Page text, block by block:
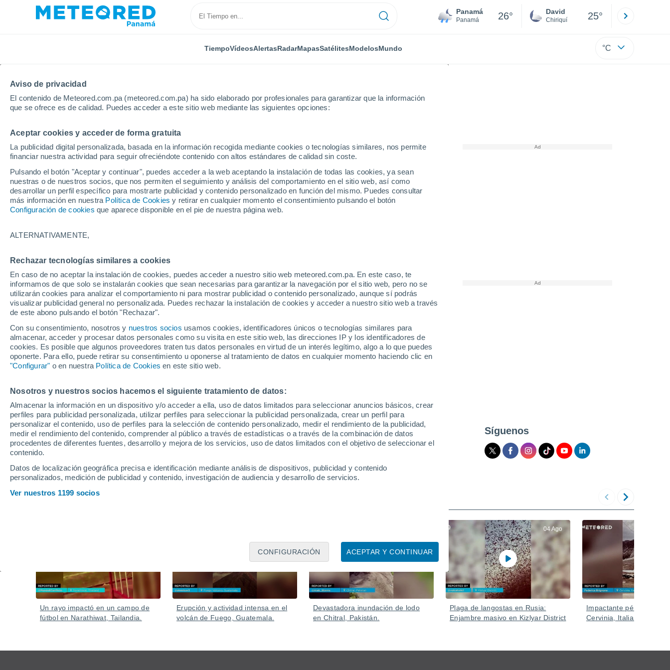
Aviso de privacidad
El contenido de Meteored.com.pa (meteored.com.pa) ha sido elaborado por profesionales para garantizar que la información
que se ofrece es de calidad. Puedes acceder a este sitio web mediante las siguientes opciones:
Aceptar cookies y acceder de forma gratuita
La publicidad digital personalizada, basada en la información recogida mediante cookies o tecnologías similares, nos permite
financiar nuestra actividad para seguir ofreciéndote contenido con altos estándares de calidad sin coste.
Pulsando el botón "Aceptar y continuar", puedes acceder a la web aceptando la instalación de todas las cookies, ya sean
nuestras o de nuestros socios, que nos permiten el seguimiento y análisis del comportamiento en el sitio web, así como
desarrollar un perfil específico para mostrarte publicidad y contenido personalizado en función del mismo. Puedes consultar
más información en nuestra Política de Cookies y retirar en cualquier momento el consentimiento pulsando el botón
Configuración de cookies que aparece disponible en el pie de nuestra página web.
ALTERNATIVAMENTE,
Rechazar tecnologías similares a cookies
En caso de no aceptar la instalación de cookies, puedes acceder a nuestro sitio web meteored.com.pa. En este caso, te
informamos de que solo se instalarán cookies que sean necesarias para garantizar la navegación por el sitio web, pero no se
utilizarán cookies para analizar el comportamiento ni para mostrar publicidad o contenido personalizado, aunque sí podrás
visualizar publicidad general no personalizada. Puedes rechazar la instalación de cookies y acceder a nuestro sitio web a través
de este abono pulsando el botón "Rechazar".
Con su consentimiento, nosotros y nuestros socios usamos cookies, identificadores únicos o tecnologías similares para
almacenar, acceder y procesar datos personales como su visita en este sitio web, las direcciones IP y los identificadores de
cookies. Es posible que algunos proveedores traten tus datos personales en virtud de un interés legítimo, algo a lo que puedes
oponerte. Para ello, puede retirar su consentimiento u oponerse al tratamiento de datos en cualquier momento haciendo clic en
"Configurar" o en nuestra Política de Cookies en este sitio web.
Nosotros y nuestros socios hacemos el siguiente tratamiento de datos:
Almacenar la información en un dispositivo y/o acceder a ella, uso de datos limitados para seleccionar anuncios básicos, crear
perfiles para publicidad personalizada, utilizar perfiles para seleccionar la publicidad personalizada, crear un perfil para
personalizar el contenido, uso de perfiles para la selección de contenido personalizado, medir el rendimiento de la publicidad,
medir el rendimiento del contenido, comprender al público a través de estadísticas o a través de la combinación de datos
procedentes de diferentes fuentes, desarrollo y mejora de los servicios, uso de datos limitados con el objetivo de seleccionar el
contenido.
Datos de localización geográfica precisa e identificación mediante análisis de dispositivos, publicidad y contenido
personalizados, medición de publicidad y contenido, investigación de audiencia y desarrollo de servicios.
Ver nuestros 1199 socios
ACEPTAR Y CONTINUAR
CONFIGURACIÓN
Panamá
Panamá 26° David
Chiriquí 25°
TiempoVídeosAlertasRadarMapasSatélitesModelosMundo °C
Inicio Vídeos ¡Las calles de Huaiji Country, China se convierten en ríos! Las lluvias torrenciales causaron graves inundaciones
¡Las calles de Huaiji Country, China se
convierten en ríos! Las lluvias torrenciales
causaron graves inundaciones
En pocas horas, el agua anegó carreteras, viviendas y comercios, dejando a numerosos residentes atrapados.
Síguenos
Vídeos
Un rayo impactó en un campo de
fútbol en Narathiwat, Tailandia.
Erupción y actividad intensa en el
volcán de Fuego, Guatemala.
Devastadora inundación de lodo
en Chitral, Pakistán.
04 Ago
Plaga de langostas en Rusia:
Enjambre masivo en Kizlyar District
Impactante pérdida de
Cervinia, Italia.